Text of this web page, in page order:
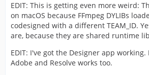
EDIT: This is getting even more weird:
on macOS because FFmpeg DYLIBs
codesigned with a different TEAM_ID.
are, because they are shared runtime
EDIT: I've got the Designer app
Adobe and Resolve works too.